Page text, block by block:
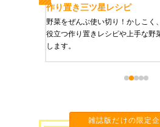
作り置き三ツ星レシピ
野菜をぜんぶ使い切り！かしこく、お
役立つ作り置きレシピや上手な野菜の
します。
雑誌版だけの限定企